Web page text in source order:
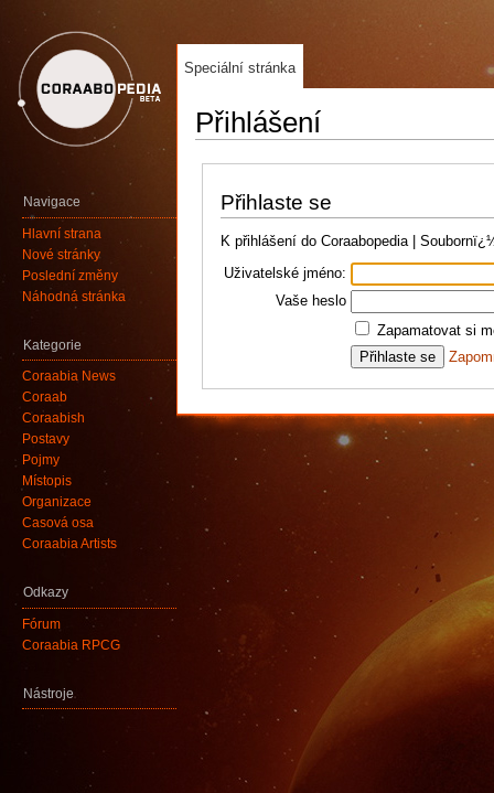
Přihlášení
Přihlaste se
K přihlášení do Coraabopedia |
Uživatelské jméno:
Vaše heslo
Zapamatovat si
Speciální stránka
Navigace
Hlavní strana
Nové stránky
Poslední změny
Náhodná stránka
Kategorie
Coraabia News
Coraab
Coraabish
Postavy
Pojmy
Místopis
Organizace
Časová osa
Coraabia Artists
Odkazy
Fórum
Coraabia RPCG
Nástroje